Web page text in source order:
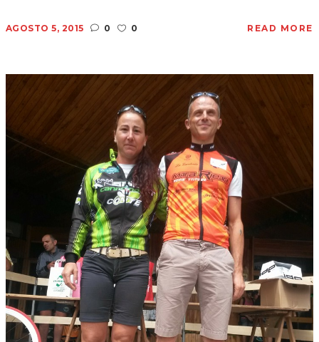
AGOSTO 5, 2015 0 0 READ MORE